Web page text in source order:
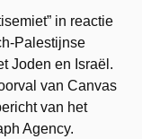
in reactie
Palestijnse
Joden en Israël.
van Canvas
van het
Agency.